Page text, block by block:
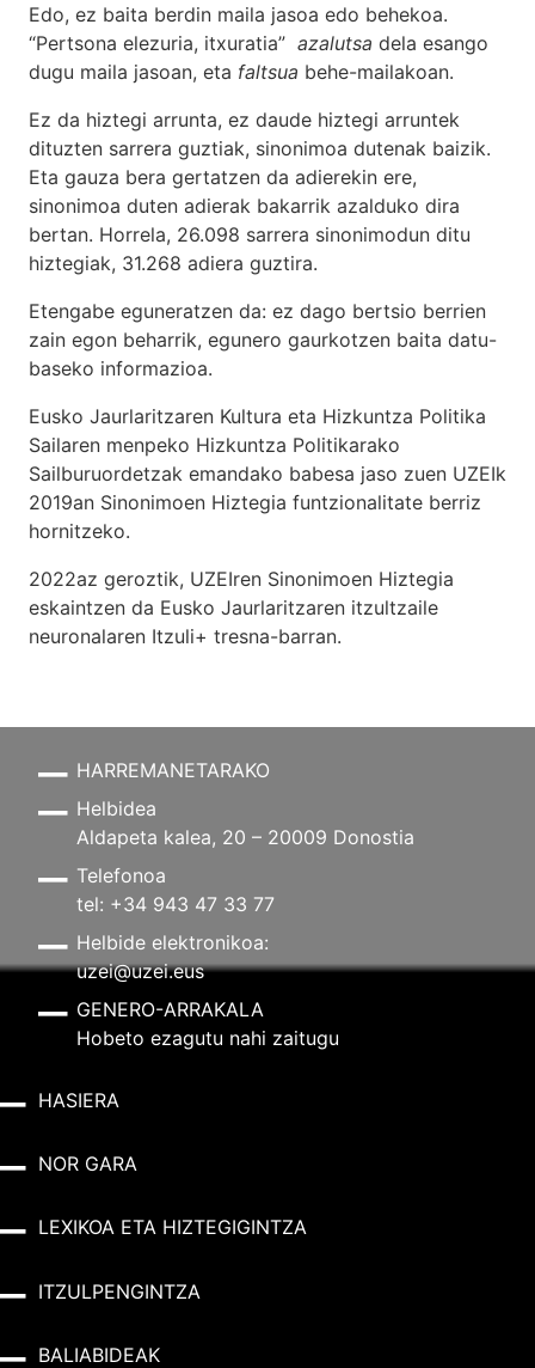
Edo, ez baita berdin maila jasoa edo behekoa.
“Pertsona elezuria, itxuratia” azalutsa dela esango
dugu maila jasoan, eta faltsua behe-mailakoan.
Ez da hiztegi arrunta, ez daude hiztegi arruntek
dituzten sarrera guztiak, sinonimoa dutenak baizik.
Eta gauza bera gertatzen da adierekin ere,
sinonimoa duten adierak bakarrik azalduko dira
bertan. Horrela, 26.098 sarrera sinonimodun ditu
hiztegiak, 31.268 adiera guztira.
Etengabe eguneratzen da: ez dago bertsio berrien
zain egon beharrik, egunero gaurkotzen baita datu-
baseko informazioa.
Eusko Jaurlaritzaren Kultura eta Hizkuntza Politika
Sailaren menpeko Hizkuntza Politikarako
Sailburuordetzak emandako babesa jaso zuen UZEIk
2019an Sinonimoen Hiztegia funtzionalitate berriz
hornitzeko.
2022az geroztik, UZEIren Sinonimoen Hiztegia
eskaintzen da Eusko Jaurlaritzaren itzultzaile
neuronalaren Itzuli+ tresna-barran.
HARREMANETARAKO
Helbidea
Aldapeta kalea, 20 – 20009 Donostia
Telefonoa
tel: +34 943 47 33 77
Helbide elektronikoa:
uzei@uzei.eus
GENERO-ARRAKALA
Hobeto ezagutu nahi zaitugu
HASIERA
NOR GARA
LEXIKOA ETA HIZTEGIGINTZA
ITZULPENGINTZA
BALIABIDEAK